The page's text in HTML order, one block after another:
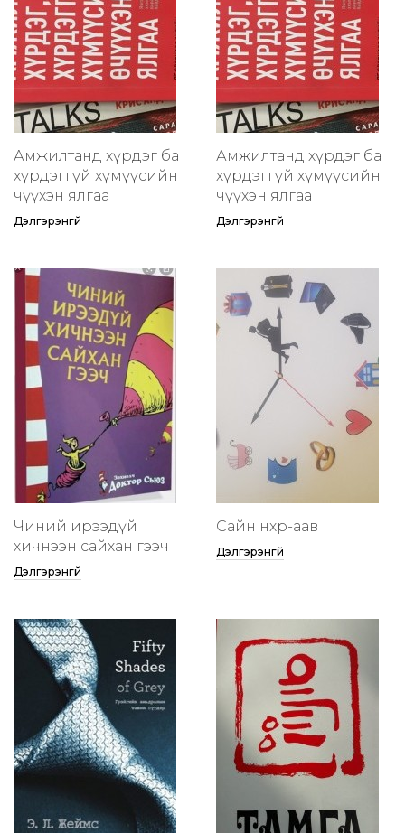
Амжилтанд хүрдэг ба
хүрдэггүй хүмүүсийн
өчүүхэн ялгаа
Дэлгэрэнгүй
Амжилтанд хүрдэг ба
хүрдэггүй хүмүүсийн
өчүүхэн ялгаа
Дэлгэрэнгүй
Чиний ирээдүй
хичнээн сайхан гээч
Дэлгэрэнгүй
Сайн нөхөр-аав
Дэлгэрэнгүй